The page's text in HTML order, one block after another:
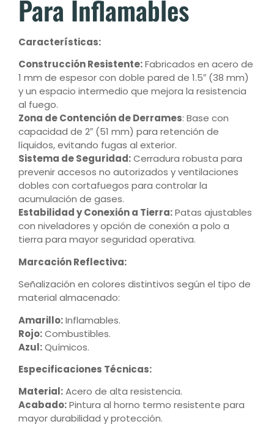
Para Inflamables
Características:
Construcción Resistente:Fabricados en acero de
1 mm de espesor con doble pared de 1.5″ (38 mm)
y un espacio intermedio que mejora la resistencia
al fuego.
Zona de Contención de Derrames: Base con
capacidad de 2″ (51 mm) para retención de
líquidos, evitando fugas al exterior.
Sistema de Seguridad:Cerradura robusta para
prevenir accesos no autorizados y ventilaciones
dobles con cortafuegos para controlar la
acumulación de gases.
Estabilidad y Conexión a Tierra:Patas ajustables
con niveladores y opción de conexión a polo a
tierra para mayor seguridad operativa.
Marcación Reflectiva:
Señalización en colores distintivos según el tipo de
material almacenado:
Amarillo:Inflamables.
Rojo:Combustibles.
Azul:Químicos.
Especificaciones Técnicas:
Material:Acero de alta resistencia.
Acabado:Pintura al horno termo resistente para
mayor durabilidad y protección.